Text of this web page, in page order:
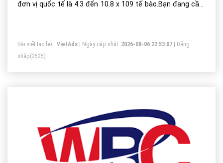
đơn vị quốc tế là 4.3 đến 10.8 x 109 tế bào.Bạn đang cầm
Bài viết tạo bởi: VietAds | Ngày cập nhật: 2026-08-06 22:53:07
Đăng
nhập(2525)